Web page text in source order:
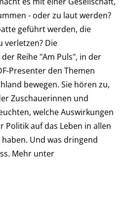
- oder zu laut werden?
geführt werden, die
verletzen? Die
Reihe "Am Puls", in der
Presenter den Themen
bewegen. Sie hören zu,
Zuschauerinnen und
welche Auswirkungen
Politik auf das Leben in allen
Und was dringend
Mehr unter